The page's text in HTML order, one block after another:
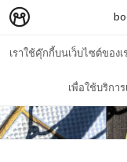
เราใช้คุ๊กกี้บนเว็บไซต์ของ
เพื่อใช้บริกา